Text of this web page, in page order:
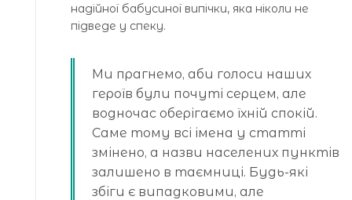
надійної бабусиної випічки, яка ніколи не
підведе у спеку.
Ми прагнемо, аби голоси наших
героїв були почуті серцем, але
водночас оберігаємо їхній спокій.
Саме тому всі імена у статті
змінено, а назви населених пунктів
залишено в таємниці. Будь-які
збіги є випадковими, але